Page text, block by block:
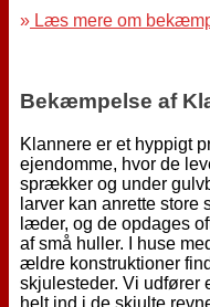
» Læs mere om
Bekæmpelse af
Klannere er et hyppigt
ejendomme, hvor de
sprækker og under
larver kan anrette
læder, og de opdages
af små huller. I huse
ældre konstruktioner
skjulesteder. Vi udfører
helt ind i de skjulte